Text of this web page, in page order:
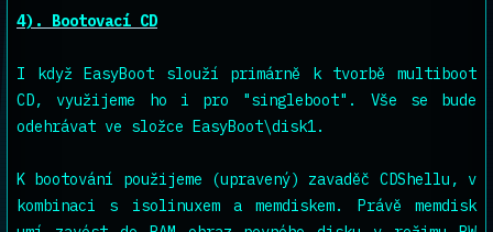
4). Bootovací CD
I když EasyBoot slouží primárně k tvorbě multiboot
CD, využijeme ho i pro "singleboot". Vše se bude
odehrávat ve složce EasyBoot\disk1.
K bootování použijeme (upravený) zavaděč CDShellu, v
kombinaci s isolinuxem a memdiskem. Právě memdisk